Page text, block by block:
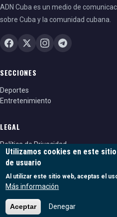
ADN Cuba es un medio de
sobre Cuba y la comunidad cubana.
SECCIONES
Deportes
Entretenimiento
LEGAL
Política de Privacidad
Política de cookies
Términos y condiciones
© 2026 ADN Cuba. Todos los derechos
Utilizamos cookies en este
de usuario
Al utilizar este sitio web, aceptas el
Más información
Aceptar Denegar